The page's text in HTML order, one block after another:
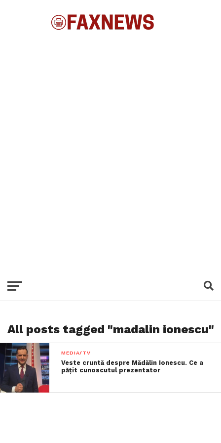
All posts tagged "madalin ionescu"
MEDIA/TV
Veste cruntă despre Mădălin Ionescu. Ce a
pățit cunoscutul prezentator